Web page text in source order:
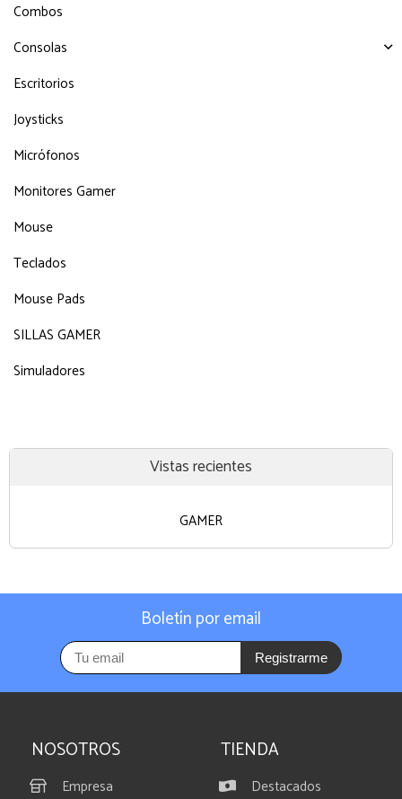
Combos
Consolas
Escritorios
Joysticks
Micrófonos
Monitores Gamer
Mouse
Teclados
Mouse Pads
SILLAS GAMER
Simuladores
Vistas recientes
GAMER
Boletín por email
Registrarme
NOSOTROS
Empresa
TIENDA
Destacados